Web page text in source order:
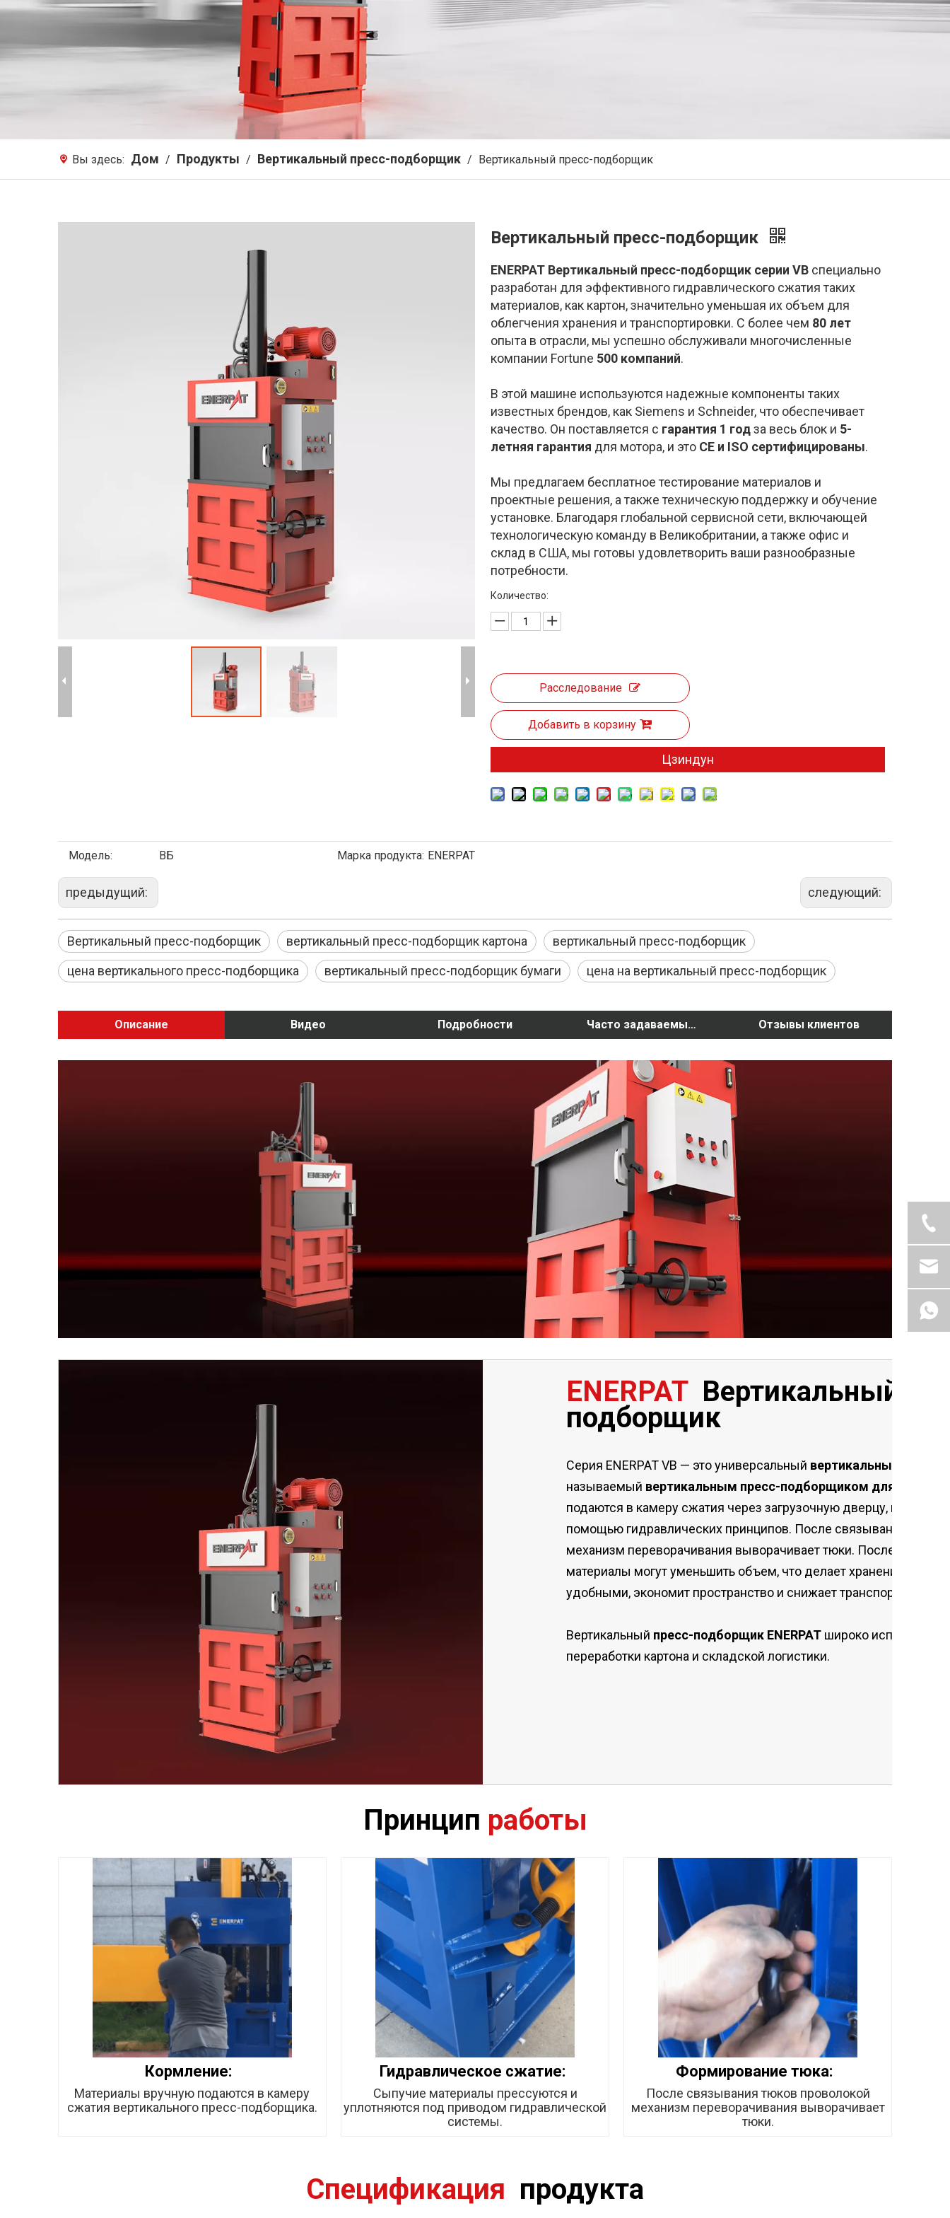
Вы здесь: Дом / Продукты / Вертикальный пресс-подборщик / Вертикальный пресс-подборщик
Вертикальный пресс-подборщик
ENERPAT Вертикальный пресс-подборщик серии VBспециально
разработан для эффективного гидравлического сжатия таких
материалов, как картон, значительно уменьшая их объем для
облегчения хранения и транспортировки.​ С более чем 80 лет
опыта в отрасли, мы успешно обслуживали многочисленные
компании Fortune 500 компаний.
В этой машине используются надежные компоненты таких
известных брендов, как Siemens и Schneider, что обеспечивает
качество. Он поставляется с гарантия 1 годза весь блок и 5-
летняя гарантия для мотора, и это CE и ISO сертифицированы.
Мы предлагаем бесплатное тестирование материалов и
проектные решения, а также техническую поддержку и обучение
установке. Благодаря глобальной сервисной сети, включающей
технологическую команду в Великобритании, а также офис и
склад в США, мы готовы удовлетворить ваши разнообразные
потребности.
Количество:
Расследование
Добавить в корзину
Цзиндун
Модель: ВБ Марка продукта: ENERPAT
предыдущий: следующий:
Вертикальный пресс-подборщик вертикальный пресс-подборщик картона
вертикальный пресс-подборщик
цена вертикального пресс-подборщика
вертикальный пресс-подборщик бумаги цена на вертикальный пресс-подборщик
Описание Видео Подробности Часто задаваемые вопросы Отзывы клиентов
ENERPAT Вертикальный
подборщик
Серия ENERPAT VB — это универсальный вертикальный пресс-
называемый вертикальным пресс-подборщиком для картона
подаются в камеру сжатия через загрузочную дверцу, где они
помощью гидравлических принципов. После связывания тюков
механизм переворачивания выворачивает тюки. После сжатия
материалы могут уменьшить объем, что делает хранение и
удобными, экономит пространство и снижает транспортные
Вертикальный пресс-подборщик ENERPAT широко
переработки картона и складской логистики.
Принцип работы
Кормление:
Материалы вручную подаются в камеру
сжатия вертикального пресс-подборщика.
Гидравлическое сжатие:
Сыпучие материалы прессуются и
уплотняются под приводом гидравлической
системы.
Формирование тюка:
После связывания тюков проволокой
механизм переворачивания выворачивает
тюки.
Спецификация продукта